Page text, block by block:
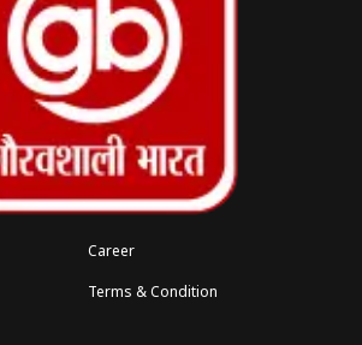
Career
Terms & Condition